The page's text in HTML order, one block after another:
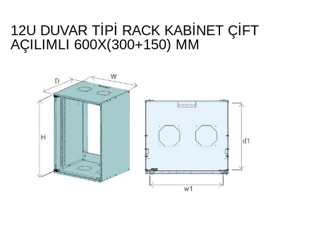
12U DUVAR TIPI RACK KABINET ÇIFT
AÇILIMLI 600X(300+150) MM